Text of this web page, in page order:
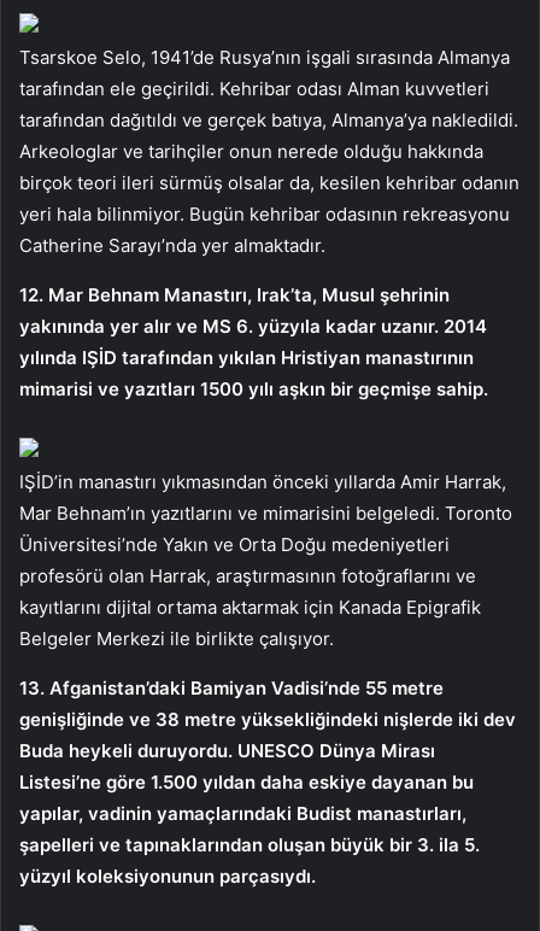
Tsarskoe Selo, 1941’de Rusya’nın işgali sırasında Almanya
tarafından ele geçirildi. Kehribar odası Alman kuvvetleri
tarafından dağıtıldı ve gerçek batıya, Almanya’ya nakledildi.
Arkeologlar ve tarihçiler onun nerede olduğu hakkında
birçok teori ileri sürmüş olsalar da, kesilen kehribar odanın
yeri hala bilinmiyor. Bugün kehribar odasının rekreasyonu
Catherine Sarayı’nda yer almaktadır.
12. Mar Behnam Manastırı, Irak’ta, Musul şehrinin
yakınında yer alır ve MS 6. yüzyıla kadar uzanır. 2014
yılında IŞİD tarafından yıkılan Hristiyan manastırının
mimarisi ve yazıtları 1500 yılı aşkın bir geçmişe sahip.
IŞİD’in manastırı yıkmasından önceki yıllarda Amir Harrak,
Mar Behnam’ın yazıtlarını ve mimarisini belgeledi. Toronto
Üniversitesi’nde Yakın ve Orta Doğu medeniyetleri
profesörü olan Harrak, araştırmasının fotoğraflarını ve
kayıtlarını dijital ortama aktarmak için Kanada Epigrafik
Belgeler Merkezi ile birlikte çalışıyor.
13. Afganistan’daki Bamiyan Vadisi’nde 55 metre
genişliğinde ve 38 metre yüksekliğindeki nişlerde iki dev
Buda heykeli duruyordu. UNESCO Dünya Mirası
Listesi’ne göre 1.500 yıldan daha eskiye dayanan bu
yapılar, vadinin yamaçlarındaki Budist manastırları,
şapelleri ve tapınaklarından oluşan büyük bir 3. ila 5.
yüzyıl koleksiyonunun parçasıydı.